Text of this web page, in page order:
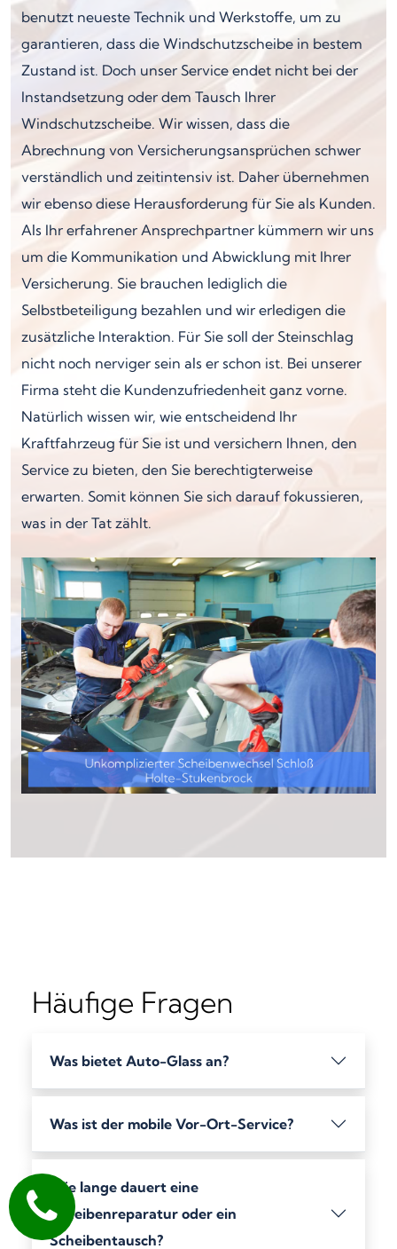
benutzt neueste Technik und Werkstoffe, um zu
garantieren, dass die Windschutzscheibe in bestem
Zustand ist. Doch unser Service endet nicht bei der
Instandsetzung oder dem Tausch Ihrer
Windschutzscheibe. Wir wissen, dass die
Abrechnung von Versicherungsansprüchen schwer
verständlich und zeitintensiv ist. Daher übernehmen
wir ebenso diese Herausforderung für Sie als Kunden.
Als Ihr erfahrener Ansprechpartner kümmern wir uns
um die Kommunikation und Abwicklung mit Ihrer
Versicherung. Sie brauchen lediglich die
Selbstbeteiligung bezahlen und wir erledigen die
zusätzliche Interaktion. Für Sie soll der Steinschlag
nicht noch nerviger sein als er schon ist. Bei unserer
Firma steht die Kundenzufriedenheit ganz vorne.
Natürlich wissen wir, wie entscheidend Ihr
Kraftfahrzeug für Sie ist und versichern Ihnen, den
Service zu bieten, den Sie berechtigterweise
erwarten. Somit können Sie sich darauf fokussieren,
was in der Tat zählt.
Häufige Fragen
Was bietet Auto-Glass an?
Was ist der mobile Vor-Ort-Service?
Wie lange dauert eine
Scheibenreparatur oder ein
Scheibentausch?